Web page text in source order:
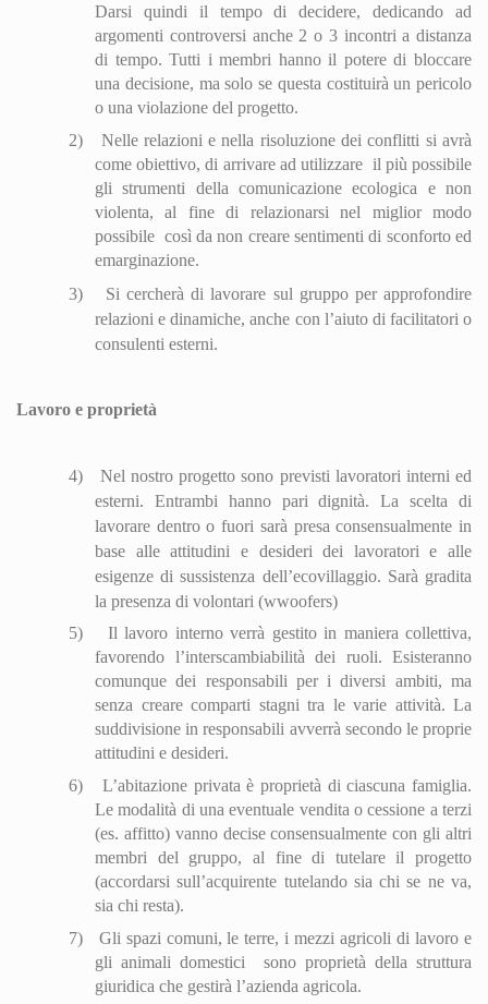
Darsi quindi il tempo di decidere, dedicando ad
argomenti controversi anche 2 o 3 incontri a distanza
di tempo. Tutti i membri hanno il potere di bloccare
una decisione, ma solo se questa costituirà un pericolo
o una violazione del progetto.
2)
Nelle relazioni e nella risoluzione dei conflitti si avrà
come obiettivo, di arrivare ad utilizzare il più possibile
gli strumenti della comunicazione ecologica e non
violenta, al fine di relazionarsi nel miglior modo
possibile così da non creare sentimenti di sconforto ed
emarginazione.
3)
Si cercherà di lavorare sul gruppo per approfondire
relazioni e dinamiche, anche con l’aiuto di facilitatori o
consulenti esterni.
Lavoro e proprietà
4)
Nel nostro progetto sono previsti lavoratori interni ed
esterni. Entrambi hanno pari dignità. La scelta di
lavorare dentro o fuori sarà presa consensualmente in
base alle attitudini e desideri dei lavoratori e alle
esigenze di sussistenza dell’ecovillaggio. Sarà gradita
la presenza di volontari (wwoofers)
5)
Il lavoro interno verrà gestito in maniera collettiva,
favorendo l’interscambiabilità dei ruoli. Esisteranno
comunque dei responsabili per i diversi ambiti, ma
senza creare comparti stagni tra le varie attività. La
suddivisione in responsabili avverrà secondo le proprie
attitudini e desideri.
6)
L’abitazione privata è proprietà di ciascuna famiglia.
Le modalità di una eventuale vendita o cessione a terzi
(es. affitto) vanno decise consensualmente con gli altri
membri del gruppo, al fine di tutelare il progetto
(accordarsi sull’acquirente tutelando sia chi se ne va,
sia chi resta).
7)
Gli spazi comuni, le terre, i mezzi agricoli di lavoro e
gli animali domestici
sono proprietà della struttura
giuridica che gestirà l’azienda agricola.